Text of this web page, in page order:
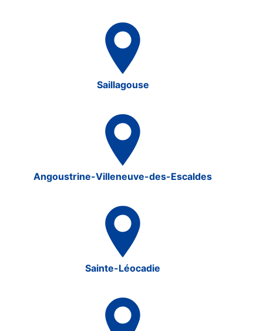
Saillagouse
Angoustrine-Villeneuve-des-Escaldes
Sainte-Léocadie